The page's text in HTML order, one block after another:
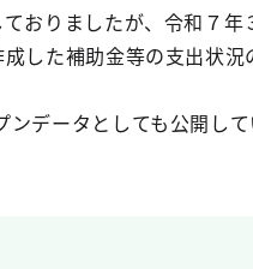
おりましたが、令和７
した補助金等の支出状
ンデータとしても公開して